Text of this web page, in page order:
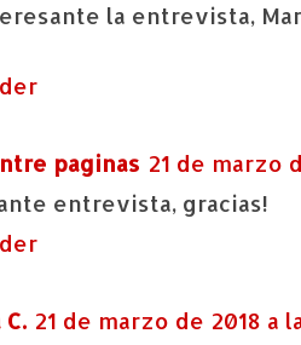
la entrevista,
paginas 21 de marzo
entrevista, gracias!
21 de marzo de 2018 a